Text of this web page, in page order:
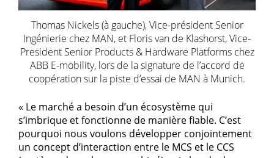
Thomas Nickels (à gauche), Vice-président Senior
Ingénierie chez MAN, et Floris van de Klashorst, Vice-
President Senior Products & Hardware Platforms chez
ABB E-mobility, lors de la signature de l’accord de
coopération sur la piste d’essai de MAN à Munich.
« Le marché a besoin d’un écosystème qui
s’imbrique et fonctionne de manière fiable. C’est
pourquoi nous voulons développer conjointement
un concept d’interaction entre le MCS et le CCS